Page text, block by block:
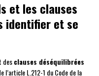
et les clauses
identifier et se
desclauses déséquilibrées
l’article L.212-1 du Code de la